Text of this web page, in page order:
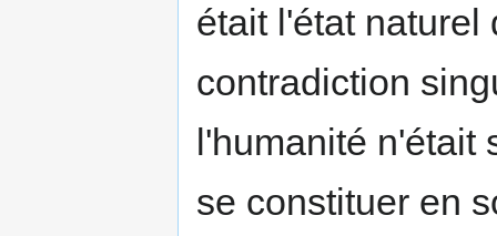
était l'état naturel
contradiction
l'humanité n'était
se constituer en